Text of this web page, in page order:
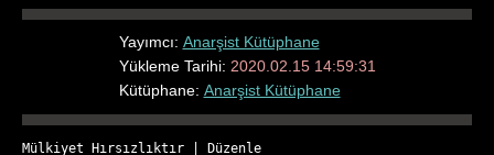
Yayımcı: Anarşist Kütüphane
Yükleme Tarihi: 2020.02.15 14:59:31
Kütüphane: Anarşist Kütüphane
Mülkiyet Hırsızlıktır Düzenle